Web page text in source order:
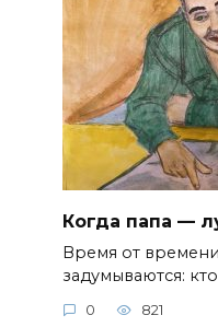
Когда папа —
Время от
задумываются:
0 821